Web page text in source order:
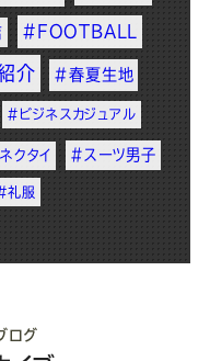
#FOOTBALL
介 #春夏生地
#ビジネスカジュアル
クタイ #スーツ男子
礼服
ログ